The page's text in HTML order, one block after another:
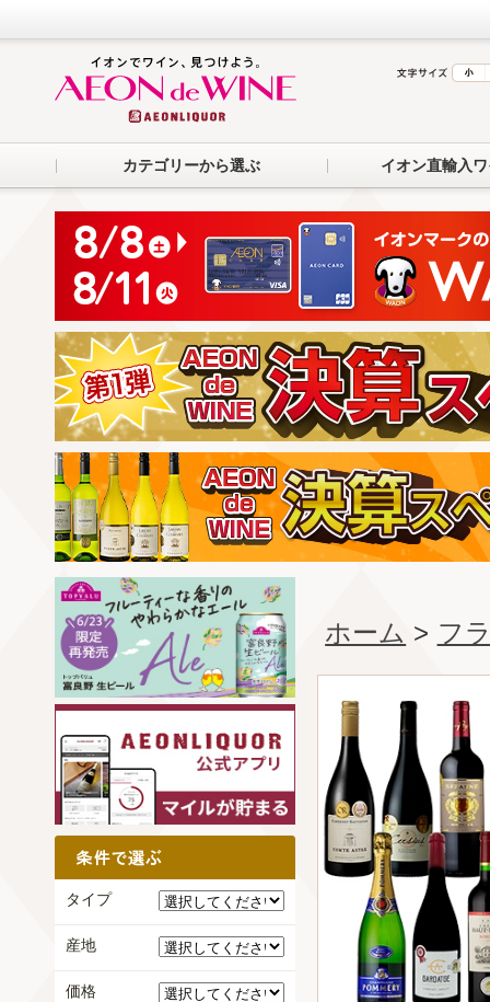
カテゴリーから選ぶ イオン直輸入
ホーム > フ
タイプ
産地
価格